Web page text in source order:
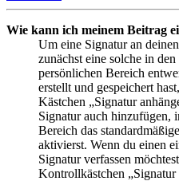
Wie kann ich meinem Beitrag
Um eine Signatur an
zunächst eine solche in
persönlichen Bereich
erstellt und gespeichert
Kästchen „Signatur
Signatur auch hinzufügen,
Bereich das
aktivierst. Wenn du einen
Signatur verfassen
Kontrollkästchen